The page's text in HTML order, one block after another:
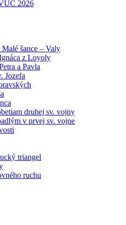
2026
šance – Valy
z Loyoly
a Pavla
Jozefa
druhej sv. vojny
v prvej sv. vojne
triangel
ruchu